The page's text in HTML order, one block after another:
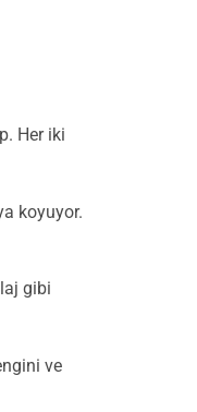
Her iki
koyuyor.
gibi
ve